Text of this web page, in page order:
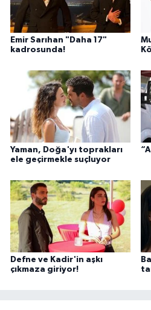
Emir Sarıhan "Daha 17"
kadrosunda!
Yaman, Doğa'yı toprakları
ele geçirmekle suçluyor
Defne ve Kadir'in aşkı
çıkmaza giriyor!